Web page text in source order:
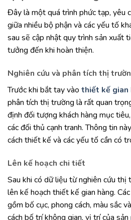
Đây là một quá trình phức tạp, yêu
giữa nhiều bộ phận và các yếu tố
sau sẽ cập nhật quy trình sản xuất
tưởng đến khi hoàn thiện.
Nghiên cứu và phân tích thị
Trước khi bắt tay vào thiết kế gian
phân tích thị trường là rất quan
định đối tượng khách hàng mục
các đối thủ cạnh tranh. Thông tin
cách thiết kế và các yếu tố cần có
Lên kế hoạch chi tiết
Sau khi có dữ liệu từ nghiên cứu
lên kế hoạch thiết kế gian hàng.
gồm bố cục, phong cách, màu sắc
cách bố trí không gian, vị trí của